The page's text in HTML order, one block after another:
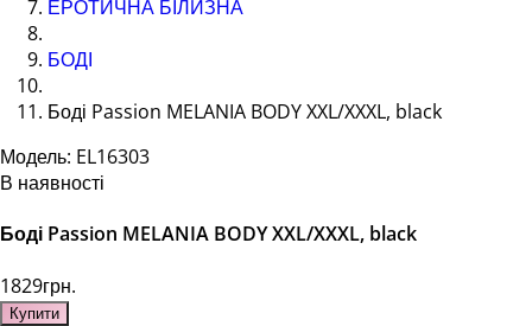
ЕРОТИЧНА БІЛИЗНА
БОДІ
Боді Passion MELANIA BODY XXL/XXXL, black
Модель: EL16303
В наявності
Боді Passion MELANIA BODY XXL/XXXL, black
1829грн.
Купити